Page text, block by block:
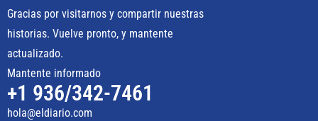
Gracias por visitarnos y compartir nuestras
historias. Vuelve pronto, y mantente
actualizado.
Mantente informado
+1 936/342-7461
hola@eldiario.com